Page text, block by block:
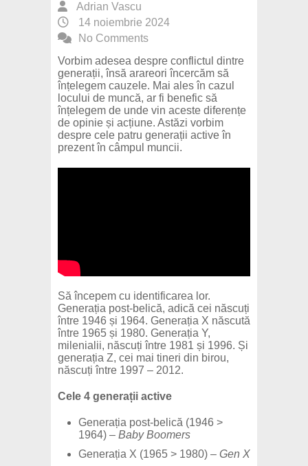
Adrian Vascu
14 noiembrie 2024
No Comments
Vorbim adesea despre conflictul dintre
generații, însă arareori încercăm să
înțelegem cauzele. Mai ales în cazul
locului de muncă, ar fi benefic să
înțelegem de unde vin aceste diferențe
de opinie și acțiune. Astăzi vorbim
despre cele patru generații active în
prezent în câmpul muncii.
Să începem cu identificarea lor.
Generația post-belică, adică cei născuți
între 1946 și 1964. Generația X născută
între 1965 și 1980. Generația Y,
milenialii, născuți între 1981 și 1996. Și
generația Z, cei mai tineri din birou,
născuți între 1997 – 2012.
Cele 4 generații active
Generația post-belică (1946 >
1964) – Baby Boomers
Generația X (1965 > 1980) – Gen X